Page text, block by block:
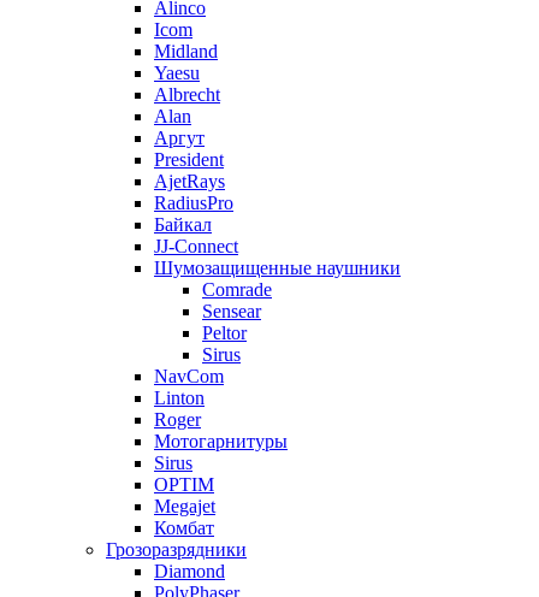
Alinco
Icom
Midland
Yaesu
Albrecht
Alan
Аргут
President
AjetRays
RadiusPro
Байкал
JJ-Connect
Шумозащищенные наушники
Comrade
Sensear
Peltor
Sirus
NavCom
Linton
Roger
Мотогарнитуры
Sirus
OPTIM
Megajet
Комбат
Грозоразрядники
Diamond
PolyPhaser